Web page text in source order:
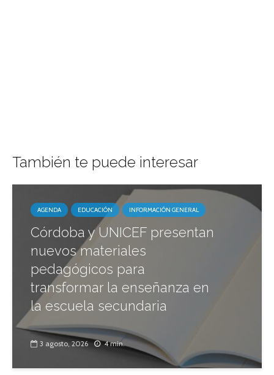
También te puede interesar
AGENDA EDUCACIÓN INFORMACIÓN GENERAL
Córdoba y UNICEF presentan
nuevos materiales
pedagógicos para
transformar la enseñanza en
la escuela secundaria
3 agosto, 2026 4 min.